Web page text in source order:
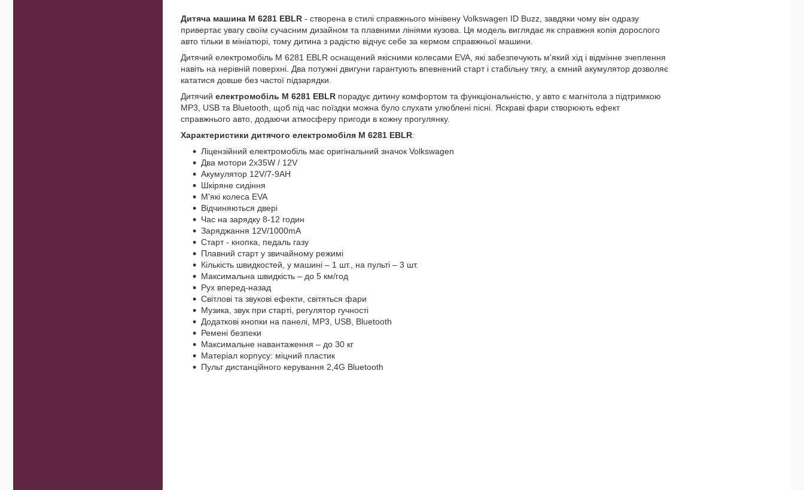
Дитяча машина M 6281 EBLR - створена в стилі справжнього мінівену Volkswagen ID Buzz, завдяки чому він одразу
привертає увагу своїм сучасним дизайном та плавними лініями кузова. Ця модель виглядає як справжня копія дорослого
авто тільки в мініатюрі, тому дитина з радістю відчує себе за кермом справжньої машини.
Дитячий електромобіль M 6281 EBLR оснащений якісними колесами EVA, які забезпечують м'який хід і відмінне зчеплення
навіть на нерівній поверхні. Два потужні двигуни гарантують впевнений старт і стабільну тягу, а ємний акумулятор дозволяє
кататися довше без частої підзарядки.
Дитячий електромобіль M 6281 EBLR порадує дитину комфортом та функціональністю, у авто є магнітола з підтримкою
MP3, USB та Bluetooth, щоб під час поїздки можна було слухати улюблені пісні. Яскраві фари створюють ефект
справжнього авто, додаючи атмосферу пригоди в кожну прогулянку.
Характеристики дитячого електромобіля M 6281 EBLR:
Ліцензійний електромобіль має оригінальний значок Volkswagen
Два мотори 2х35W / 12V
Акумулятор 12V/7-9AH
Шкіряне сидіння
М'які колеса EVA
Відчиняються двері
Час на зарядку 8-12 годин
Заряджання 12V/1000mA
Старт - кнопка, педаль газу
Плавний старт у звичайному режимі
Кількість швидкостей, у машині – 1 шт., на пульті – 3 шт.
Максимальна швидкість – до 5 км/год
Рух вперед-назад
Світлові та звукові ефекти, світяться фари
Музика, звук при старті, регулятор гучності
Додаткові кнопки на панелі, MP3, USB, Bluetooth
Ремені безпеки
Максимальне навантаження – до 30 кг
Матеріал корпусу: міцний пластик
Пульт дистанційного керування 2,4G Bluetooth